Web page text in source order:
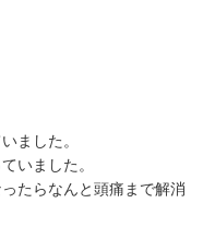
ました。
いました。
たらなんと頭痛まで解消